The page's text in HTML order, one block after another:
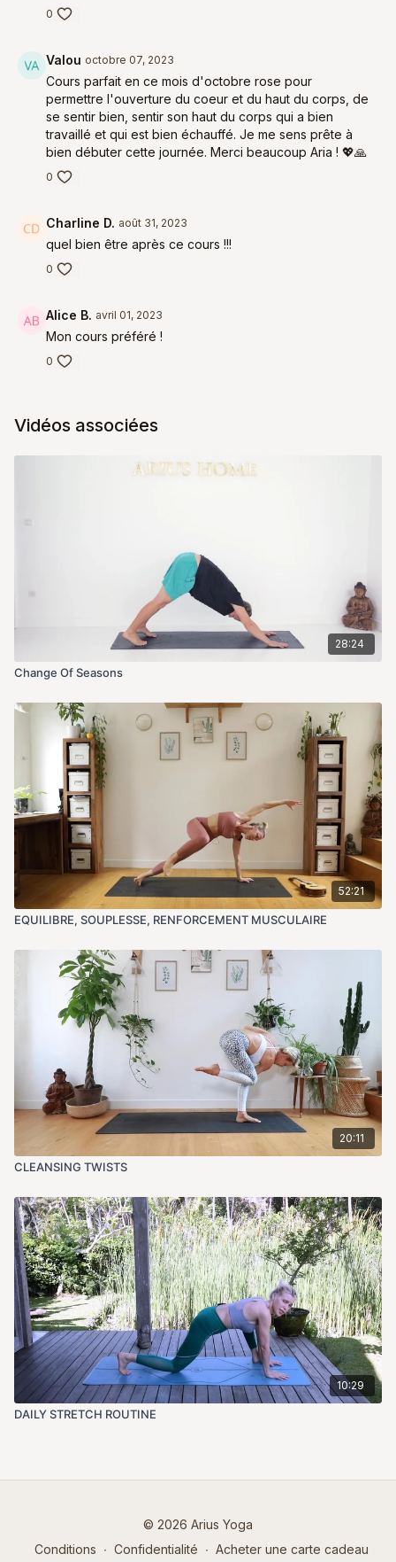
0
Valou octobre 07, 2023
Cours parfait en ce mois d'octobre rose pour
permettre l'ouverture du coeur et du haut du corps, de
se sentir bien, sentir son haut du corps qui a bien
travaillé et qui est bien échauffé. Je me sens prête à
bien débuter cette journée. Merci beaucoup Aria ! 💖🙏
0
Charline D. août 31, 2023
quel bien être après ce cours !!!
0
Alice B. avril 01, 2023
Mon cours préféré !
0
Vidéos associées
28:24
Change Of Seasons
52:21
EQUILIBRE, SOUPLESSE, RENFORCEMENT MUSCULAIRE
20:11
CLEANSING TWISTS
10:29
DAILY STRETCH ROUTINE
© 2026 Arius Yoga
Conditions ∙ Confidentialité ∙ Acheter une carte cadeau